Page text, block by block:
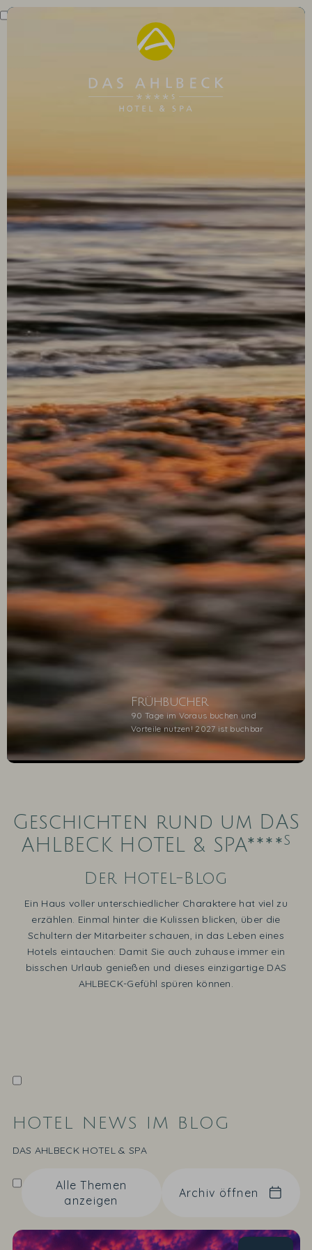
Frühbucher
90 Tage im Voraus buchen und
Vorteile nutzen! 2027 ist buchbar
Geschichten rund um DAS
AHLBECK HOTEL & SPA****s
Der Hotel-Blog
Ein Haus voller unterschiedlicher Charaktere hat viel zu
erzählen. Einmal hinter die Kulissen blicken, über die
Schultern der Mitarbeiter schauen, in das Leben eines
Hotels eintauchen: Damit Sie auch zuhause immer ein
bisschen Urlaub genießen und dieses einzigartige DAS
AHLBECK-Gefühl spüren können.
HOTEL NEWS IM BLOG
DAS AHLBECK HOTEL & SPA
Alle Themen
anzeigen
Archiv öffnen